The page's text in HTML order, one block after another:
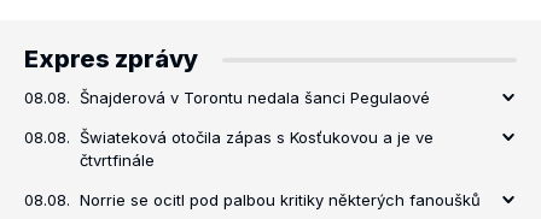
Expres zprávy
08.08. Šnajderová v Torontu nedala šanci Pegulaové
08.08. Šwiateková otočila zápas s Kosťukovou a je ve
čtvrtfinále
08.08. Norrie se ocitl pod palbou kritiky některých fanoušků